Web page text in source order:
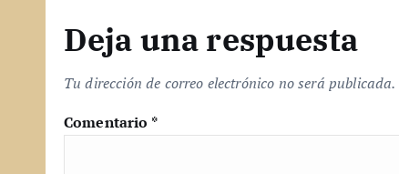
Deja una respuesta
Tu dirección de correo electrónico no será publicada.
Comentario *